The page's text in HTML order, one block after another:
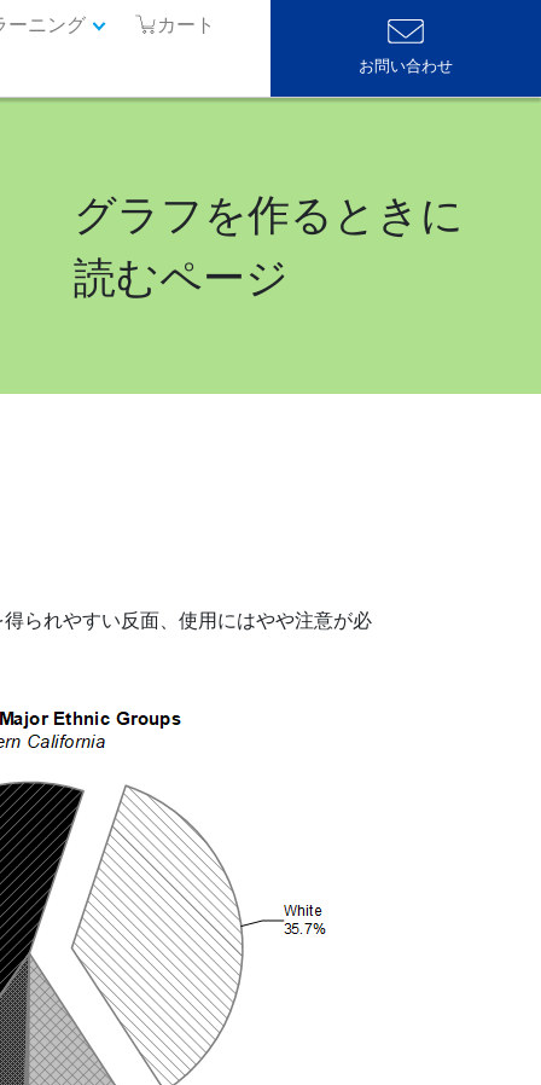
カート
ーニング
お問い合わせ
グラフを作るときに
読むページ
られやすい反面、使用にはやや注意が必